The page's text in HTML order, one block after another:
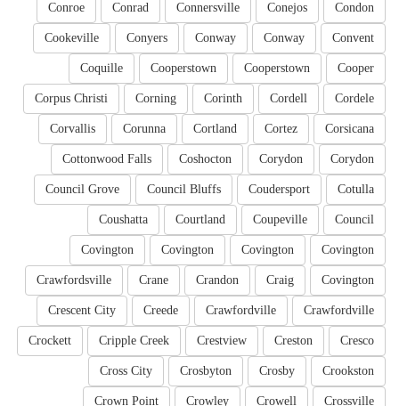
Condon
Conejos
Connersville
Conrad
Conroe
Convent
Conway
Conway
Conyers
Cookeville
Cooper
Cooperstown
Cooperstown
Coquille
Cordele
Cordell
Corinth
Corning
Corpus Christi
Corsicana
Cortez
Cortland
Corunna
Corvallis
Corydon
Corydon
Coshocton
Cottonwood Falls
Cotulla
Coudersport
Council Bluffs
Council Grove
Council
Coupeville
Courtland
Coushatta
Covington
Covington
Covington
Covington
Covington
Craig
Crandon
Crane
Crawfordsville
Crawfordville
Crawfordville
Creede
Crescent City
Cresco
Creston
Crestview
Cripple Creek
Crockett
Crookston
Crosby
Crosbyton
Cross City
Crossville
Crowell
Crowley
Crown Point